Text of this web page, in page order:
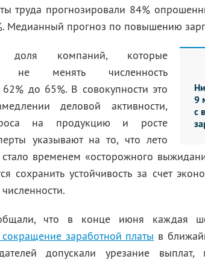
труда прогнозировали 84%
Медианный прогноз по повышению
9
с
компаний, которые
не менять численность
до 65%. В совокупности это
деловой активности,
на продукцию и росте
указывают на то, что лето
временем «осторожного
сохранить устойчивость за счет
что в конце июня каждая
сокращение заработной платы в
допускали урезание